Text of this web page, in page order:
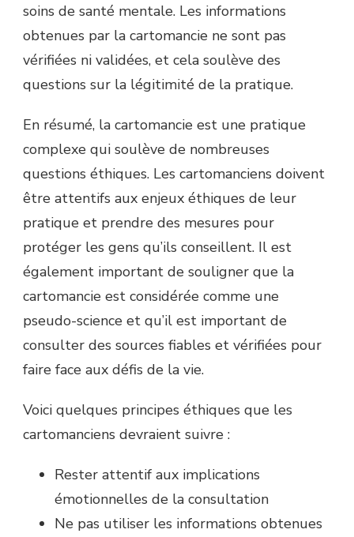
soins de santé mentale. Les informations
obtenues par la cartomancie ne sont pas
vérifiées ni validées, et cela soulève des
questions sur la légitimité de la pratique.
En résumé, la cartomancie est une pratique
complexe qui soulève de nombreuses
questions éthiques. Les cartomanciens doivent
être attentifs aux enjeux éthiques de leur
pratique et prendre des mesures pour
protéger les gens qu’ils conseillent. Il est
également important de souligner que la
cartomancie est considérée comme une
pseudo-science et qu’il est important de
consulter des sources fiables et vérifiées pour
faire face aux défis de la vie.
Voici quelques principes éthiques que les
cartomanciens devraient suivre :
Rester attentif aux implications
émotionnelles de la consultation
Ne pas utiliser les informations obtenues